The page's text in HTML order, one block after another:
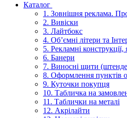
Каталог
1. Зовнішня реклама.
2. Вивіски
3. Лайтбокс
4. Об’ємні літери та
5. Рекламні конструкції,
6. Банери
7. Виносні щити
8. Оформлення пунктів
9. Куточки покупця
10. Табличка на
11. Таблички на металі
12. Акрілайти